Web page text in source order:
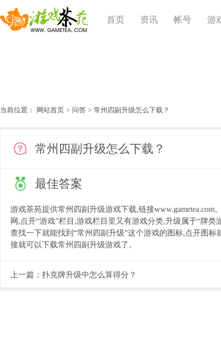
首页 资讯 帐号 游
当前位置： 网站首页 > 问答 > 常州四副升级怎么下载？
常州四副升级怎么下载？
最佳答案
游戏茶苑提供常州 四副升级游戏下载,链接www.gametea.com
网 ,点开“游戏”栏目 ,游戏栏目里又有游戏分类,升级属于“牌类
查找一下就能找到“常州四副升级”这个游戏的图标,点开图标
接就可以下载常州四副升级游戏了。
上一篇： 扑克牌升级中怎么算得分？